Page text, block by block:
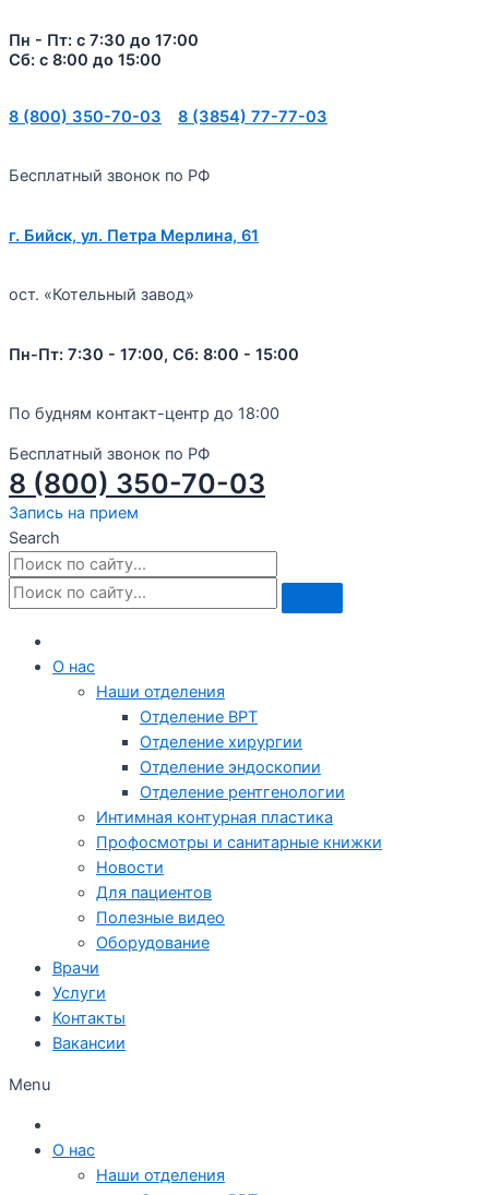
Пн - Пт: с 7:30 до 17:00
Сб: с 8:00 до 15:00
8 (800) 350-70-03 8 (3854) 77-77-03
Бесплатный звонок по РФ
г. Бийск, ул. Петра Мерлина, 61
ост. «Котельный завод»
Пн-Пт: 7:30 - 17:00, Сб: 8:00 - 15:00
По будням контакт-центр до 18:00
Бесплатный звонок по РФ
8 (800) 350-70-03
Запись на прием
Search
О нас
Наши отделения
Отделение ВРТ
Отделение хирургии
Отделение эндоскопии
Отделение рентгенологии
Интимная контурная пластика
Профосмотры и санитарные книжки
Новости
Для пациентов
Полезные видео
Оборудование
Врачи
Услуги
Контакты
Вакансии
Menu
О нас
Наши отделения